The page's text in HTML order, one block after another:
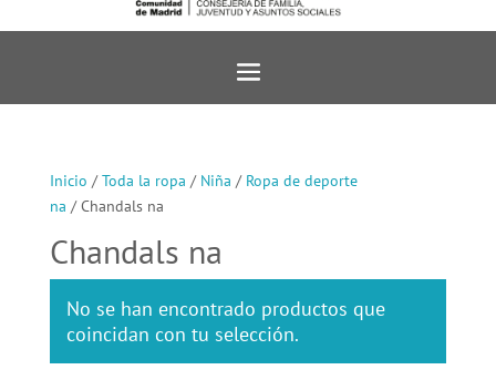
Inicio /Toda la ropa / Niña / Ropa de deporte
na / Chandals na
Chandals na
No se han encontrado productos que
coincidan con tu selección.